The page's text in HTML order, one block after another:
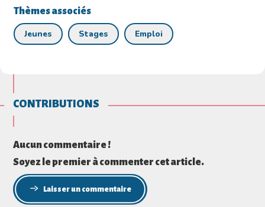
Thèmes associés
Jeunes Stages Emploi
CONTRIBUTIONS
Aucun commentaire !
Soyez le premier à commenter cet article.
Laisser un commentaire